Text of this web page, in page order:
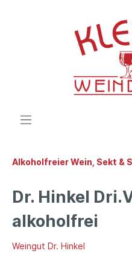
Alkoholfreier Wein, Sekt &
Dr. Hinkel
alkoholfrei
Weingut Dr. Hinkel